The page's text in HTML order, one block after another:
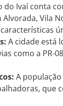
do Ivaí conta
Alvorada, Vila
A cidade está
como a PR-
A
que